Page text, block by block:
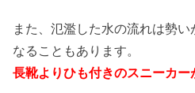
また、氾濫した水の流れは勢
なることもあります。
長靴よりひも付きのスニーカー